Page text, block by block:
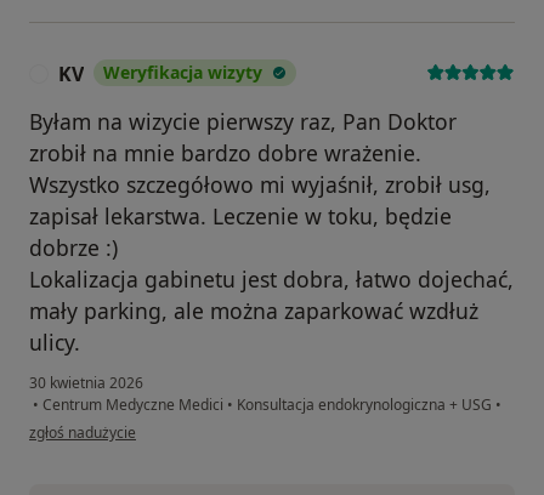
KV Weryfikacja wizyty
Byłam na wizycie pierwszy raz, Pan Doktor
zrobił na mnie bardzo dobre wrażenie.
Wszystko szczegółowo mi wyjaśnił, zrobił usg,
zapisał lekarstwa. Leczenie w toku, będzie
dobrze :)
Lokalizacja gabinetu jest dobra, łatwo dojechać,
mały parking, ale można zaparkować wzdłuż
ulicy.
30 kwietnia 2026
• Centrum Medyczne Medici • Konsultacja endokrynologiczna + USG •
w opinii użytkownika KV
zgłoś nadużycie